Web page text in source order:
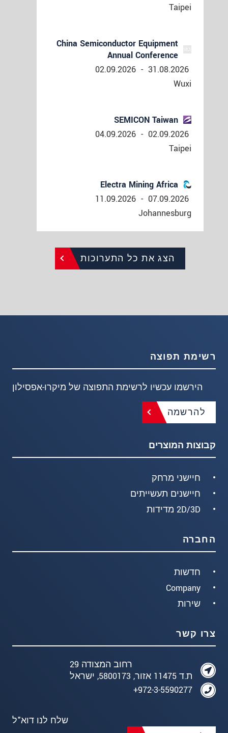
Taipei
China Semiconductor Equipment
Annual Conference
31.08.2026
-
02.09.2026
Wuxi
SEMICON Taiwan
02.09.2026
-
04.09.2026
Taipei
Electra Mining Africa
07.09.2026
-
11.09.2026
Johannesburg
הצג את כל התערוכות
רשימת תפוצה
הירשמו עכשיו לרשימת התפוצה של מיקרו-אפסילון
להרשמה
קבוצות המוצרים
חיישני מרחק
חיישנים תעשייתים
2D/3D מדידות
החברה
חדשות
Company
שירות
צרו קשר
רחוב המצודה 29
ת.ד 11475 אזור, 5800173, ישראל
972-3-5590277+
שלח לנו דוא"ל